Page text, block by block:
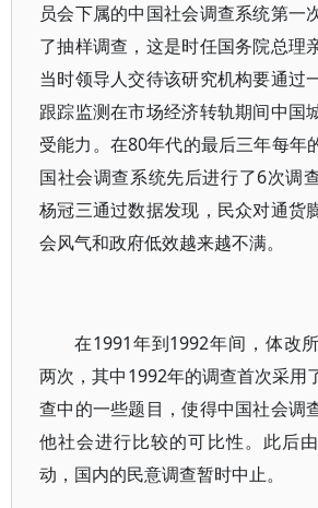
员会下属的中国社会调查系统第一
了抽样调查，这是时任国务院总理
当时领导人交待该研究机构要通过
跟踪监测在市场经济转轨期间中国
受能力。在80年代的最后三年每年
国社会调查系统先后进行了6次调
杨冠三通过数据发现，民众对通货
会风气和政府低效越来越不满。
在1991年到1992年间，体改
两次，其中1992年的调查首次采用
查中的一些题目，使得中国社会调
他社会进行比较的可比性。此后
动，国内的民意调查暂时中止。